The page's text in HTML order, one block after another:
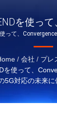
を使っ
で無限の
えましょ
使って、
/ 会社 / プレ
を使って、
5G対応の未来に